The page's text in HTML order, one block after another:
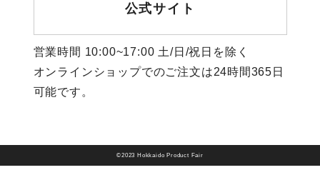
公式サイト
営業時間 10:00~17:00 土/日/祝日を除く
オンラインショップでのご注文は24時間365日
可能です。
©2023 Hokkaido Product Fair